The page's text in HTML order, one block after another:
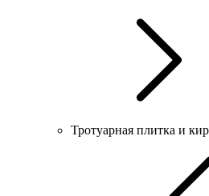
Тротуарная плитка и